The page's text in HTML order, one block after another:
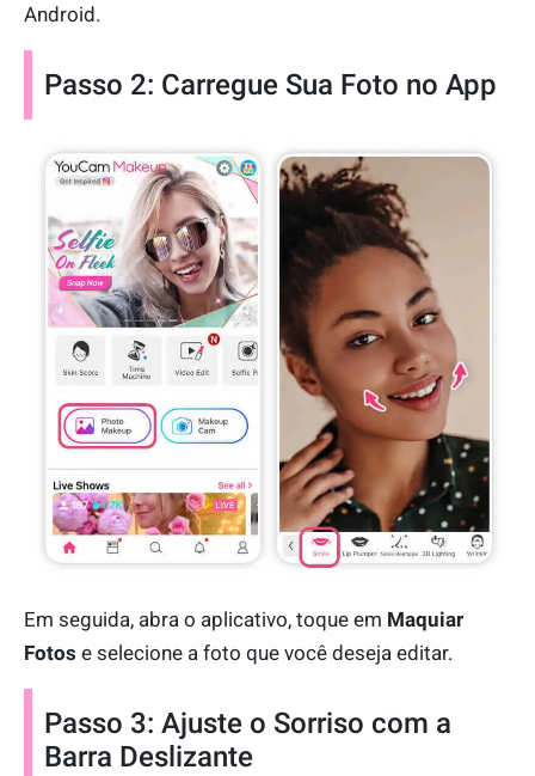
Android.
Passo 2: Carregue Sua Foto no App
Em seguida, abra o aplicativo, toque em Maquiar
Fotos e selecione a foto que você deseja editar.
Passo 3: Ajuste o Sorriso com a
Barra Deslizante